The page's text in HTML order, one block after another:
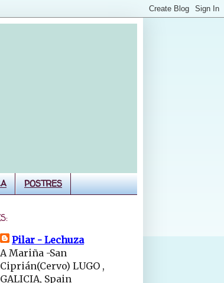
POSTRES
Pilar - Lechuza
A Mariña -San
Ciprián(Cervo) LUGO ,
GALICIA, Spain